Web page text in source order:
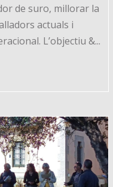
de suro, millorar la
actuals i
L’objectiu &...